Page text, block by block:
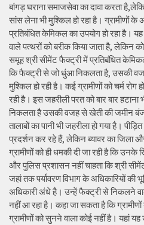
बांगड़ घराना समाजसेवा का दावा करता
सांस लेना भी मुश्किल हो रहा है। ग्रामीणों
प्रतिबंधित केमिकल का उपयोग हो रहा
वाले पत्थरों को बरीक किया जाता है, लेकिन
समूह श्री सीमेंट फैक्ट्री में प्रतिबंधित
कि फैक्ट्री से जो धुंआ निकलता है, उसकी
मुश्किल हो रही है। कई ग्रामीणों को चर्म
रही है। इस जहरीली परत को बार बार
निकलता है उसकी वजह से खेती की जमीन
तालाबों का पानी भी जहरीला हो गया है।
प्रदर्शन कर रहे हैं, लेकिन ब्यावर का जिला
ग्रामीणों को ही धमकी दी जा रही है कि
और पुलिस प्रशासन नहीं चाहता कि श्री
जहां तक पर्यावरण विभाग के अधिकारियों की
अधिकारी अंधे है। उन्हें फैक्ट्री से निकलने
नहीं आ रहा है। कहा जा सकता है कि
ग्रामीणों को सुनने वाला कोई नहीं है। यहां